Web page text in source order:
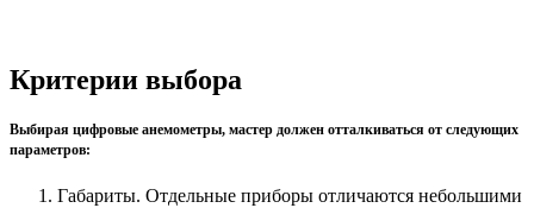
Критерии выбора
Выбирая цифровые анемометры, мастер должен отталкиваться от следующих
параметров:
Габариты. Отдельные приборы отличаются небольшими